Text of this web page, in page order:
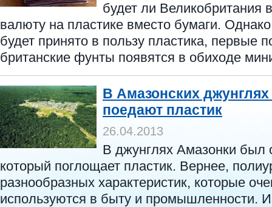
будет ли Великобритания
валюту на пластике вместо бумаги.
будет принято в пользу пластика, первые
британские фунты появятся в обиходе
В Амазонских
поедают пластик
26.04.2013
В джунглях Амазонки был
который поглощает пластик. Вернее,
разнообразных характеристик, которые
используются в быту и промышленности.